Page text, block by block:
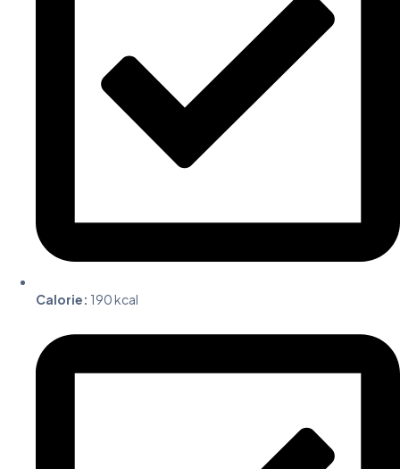
Calorie: 190 kcal